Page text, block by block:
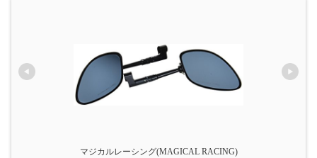
マジカルレーシング(MAGICAL RACING)